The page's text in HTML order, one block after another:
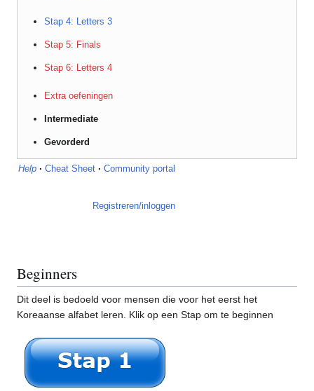
Stap 4: Letters 3
Stap 5: Finals
Stap 6: Letters 4
Extra oefeningen
Intermediate
Gevorderd
Help · Cheat Sheet · Community portal
Registreren/inloggen
Beginners
Dit deel is bedoeld voor mensen die voor het eerst het
Koreaanse alfabet leren. Klik op een Stap om te beginnen